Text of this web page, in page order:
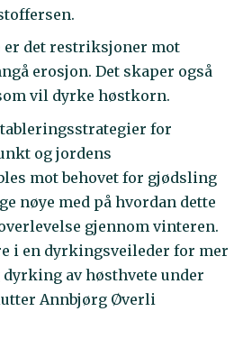
det restriksjoner mot
erosjon. Det skaper også
vil dyrke høstkorn.
for
og jordens
mot behovet for gjødsling
nøye med på hvordan dette
gjennom vinteren.
i en dyrkingsveileder for mer
av høsthvete under
Annbjørg Øverli